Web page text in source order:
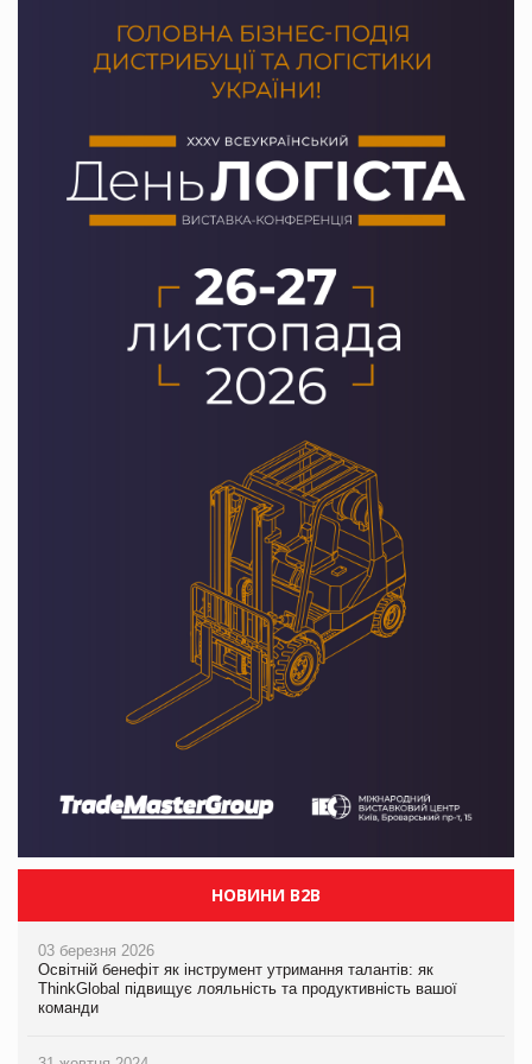
НОВИНИ B2B
03 березня 2026
Освітній бенефіт як інструмент утримання талантів: як
ThinkGlobal підвищує лояльність та продуктивність вашої
команди